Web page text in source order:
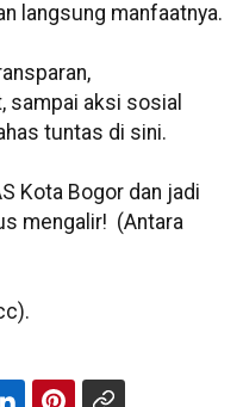
langsung manfaatnya.
sampai aksi sosial
tuntas di sini.
Kota Bogor dan jadi
mengalir! (Antara